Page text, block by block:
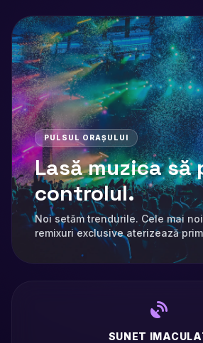
PULSUL ORAȘULUI
Lasă muzica să
controlul.
Noi setăm trendurile. Cele mai
remixuri exclusive aterizează
SUNET